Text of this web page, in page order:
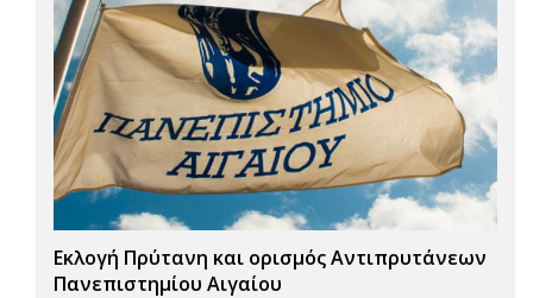
Εκλογή Πρύτανη και ορισμός Αντιπρυτάνεων
Πανεπιστημίου Αιγαίου